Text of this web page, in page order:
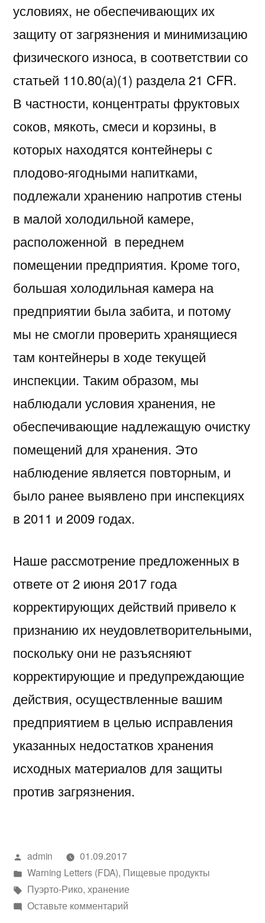
условиях, не обеспечивающих их
защиту от загрязнения и минимизацию
физического износа, в соответствии со
статьей 110.80(а)(1) раздела 21 CFR.
В частности, концентраты фруктовых
соков, мякоть, смеси и корзины, в
которых находятся контейнеры с
плодово-ягодными напитками,
подлежали хранению напротив стены
в малой холодильной камере,
расположенной в переднем
помещении предприятия. Кроме того,
большая холодильная камера на
предприятии была забита, и потому
мы не смогли проверить хранящиеся
там контейнеры в ходе текущей
инспекции. Таким образом, мы
наблюдали условия хранения, не
обеспечивающие надлежащую очистку
помещений для хранения. Это
наблюдение является повторным, и
было ранее выявлено при инспекциях
в 2011 и 2009 годах.
Наше рассмотрение предложенных в
ответе от 2 июня 2017 года
корректирующих действий привело к
признанию их неудовлетворительными,
поскольку они не разъясняют
корректирующие и предупреждающие
действия, осуществленные вашим
предприятием в целью исправления
указанных недостатков хранения
исходных материалов для защиты
против загрязнения.
Написано
автором
admin
01.09.2017
Написано
в
Warning Letters (FDA), Пищевые продукты
Метки:
Пуэрто-Рико, хранение
Оставьте комментарийк